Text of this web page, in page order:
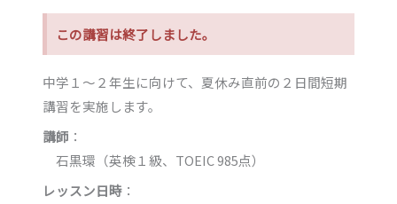
この講習は終了しました。
中学１〜２年生に向けて、夏休み直前の２日間短期
講習を実施します。
講師 ：
石黒環（英検１級、TOEIC 985点）
レッスン日時 ：